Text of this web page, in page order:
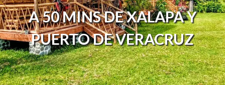
A 50 MINS DE XALAPA Y
PUERTO DE VERACRUZ